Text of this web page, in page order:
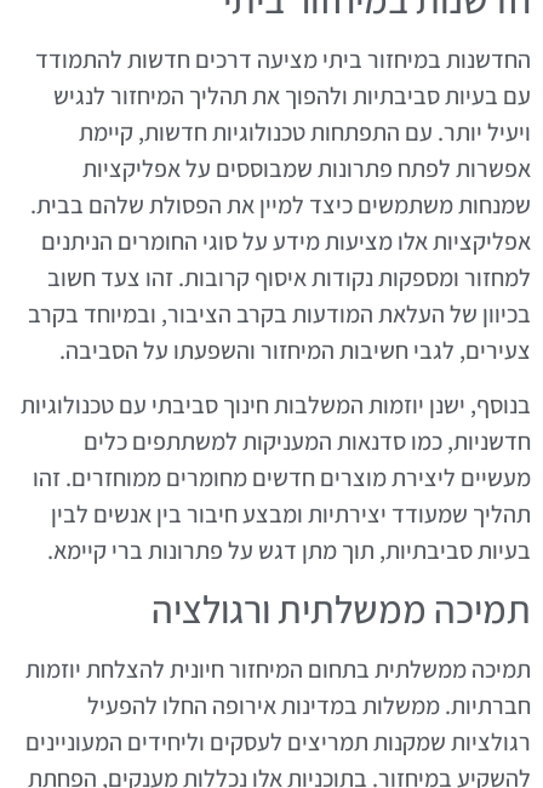
החדשנות במיחזור ביתי מציעה דרכים חדשות להתמודד
עם בעיות סביבתיות ולהפוך את תהליך המיחזור לנגיש
ויעיל יותר. עם התפתחות טכנולוגיות חדשות, קיימת
אפשרות לפתח פתרונות שמבוססים על אפליקציות
שמנחות משתמשים כיצד למיין את הפסולת שלהם בבית.
אפליקציות אלו מציעות מידע על סוגי החומרים הניתנים
למחזור ומספקות נקודות איסוף קרובות. זהו צעד חשוב
בכיוון של העלאת המודעות בקרב הציבור, ובמיוחד בקרב
צעירים, לגבי חשיבות המיחזור והשפעתו על הסביבה.
בנוסף, ישנן יוזמות המשלבות חינוך סביבתי עם טכנולוגיות
חדשניות, כמו סדנאות המעניקות למשתתפים כלים
מעשיים ליצירת מוצרים חדשים מחומרים ממוחזרים. זהו
תהליך שמעודד יצירתיות ומבצע חיבור בין אנשים לבין
בעיות סביבתיות, תוך מתן דגש על פתרונות ברי קיימא.
תמיכה ממשלתית ורגולציה
תמיכה ממשלתית בתחום המיחזור חיונית להצלחת יוזמות
חברתיות. ממשלות במדינות אירופה החלו להפעיל
רגולציות שמקנות תמריצים לעסקים וליחידים המעוניינים
להשקיע במיחזור. בתוכניות אלו נכללות מענקים, הפחתת